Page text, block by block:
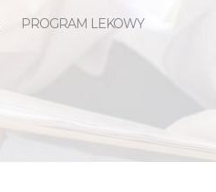
PROGRAM LEKOWY